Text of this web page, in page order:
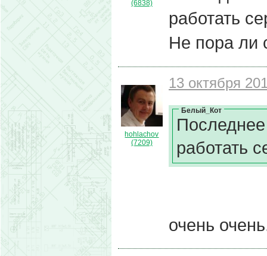
(6838)
работать
Не пора ли
hohlachov
(7209)
13 октября
Белый_Кот
работать
очень